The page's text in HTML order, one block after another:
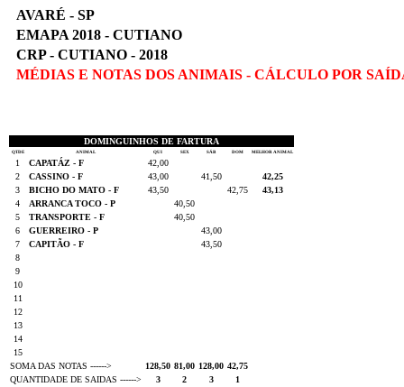
AVARÉ - SP
EMAPA 2018 - CUTIANO
CRP - CUTIANO - 2018
MÉDIAS E NOTAS DOS ANIMAIS - CÁLCULO POR
DOMINGUINHOS DE FARTURA
QTDE ANIMAL QUI SEX SÁB DOM MELHOR ANIMAL
1 CAPATÁZ - F
42,00
2
CASSINO - F 43,00 41,50
42,25
3
BICHO DO MATO - F 43,50 42,75
43,13
4
ARRANCA TOCO - P
40,50
5
TRANSPORTE - F
40,50
6
GUERREIRO - P
43,00
7
CAPITÃO - F
43,50
8
9
10
11
12
13
14
15
SOMA DAS NOTAS ------>
128,50 81,00 128,00 42,75
QUANTIDADE DE SAIDAS ------>
3 2 3
1